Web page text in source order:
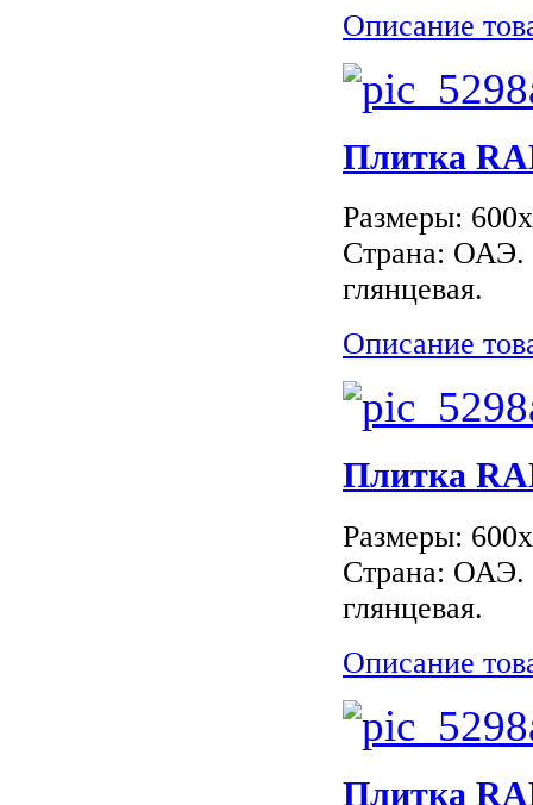
Описание
Плитка
Размеры:
Страна: ОАЭ.
глянцевая.
Описание
Плитка
Размеры:
Страна: ОАЭ.
глянцевая.
Описание
Плитка